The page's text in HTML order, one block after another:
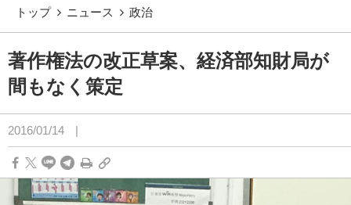
トップ ニュース 政治
著作権法の改正草案、経済部知財局が
間もなく策定
2016/01/14 |